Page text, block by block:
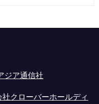
ジア通信社
クローバーホールディ